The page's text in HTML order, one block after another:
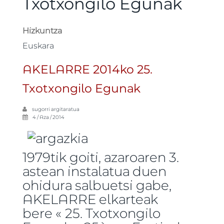
Txotxongilo Egunak
Hizkuntza
Euskara
AKELARRE 2014ko 25.
Txotxongilo Egunak
sugorri argitaratua
4 / Aza / 2014
1979tik goiti, azaroaren 3.
astean instalatua duen
ohidura salbuetsi gabe,
AKELARRE elkarteak
bere « 25. Txotxongilo